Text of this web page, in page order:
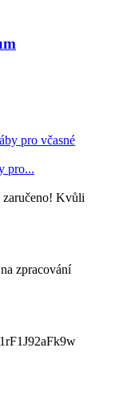
pro...
zaručeno! Kvůli
zpracování